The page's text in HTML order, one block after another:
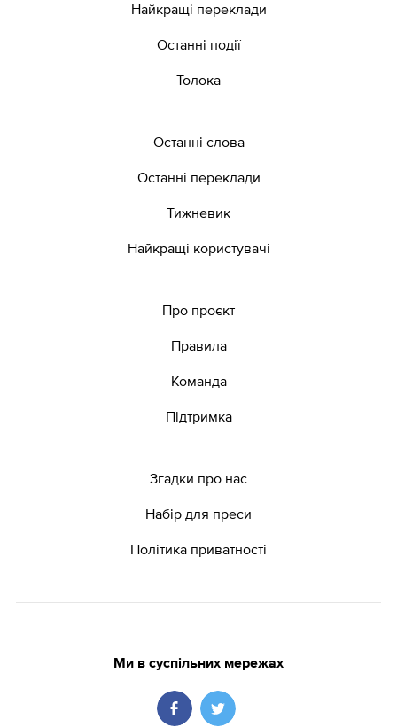
Найкращі переклади
Останні події
Толока
Останні слова
Останні переклади
Тижневик
Найкращі користувачі
Про проєкт
Правила
Команда
Підтримка
Згадки про нас
Набір для преси
Політика приватності
Ми в суспільних мережах